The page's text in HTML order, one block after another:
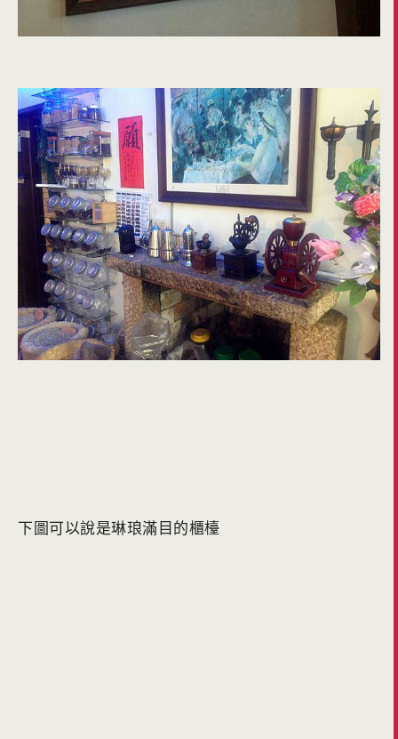
下圖可以說是琳琅滿目的櫃檯